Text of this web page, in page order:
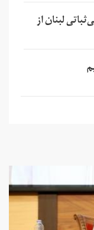
لبنان از